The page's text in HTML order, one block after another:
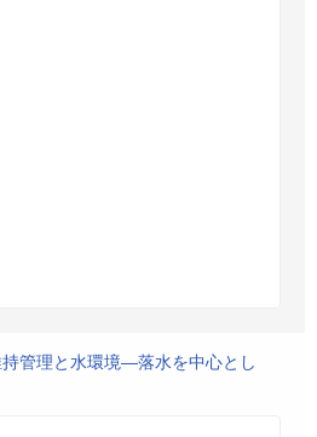
管理と水環境―落水を中心とし